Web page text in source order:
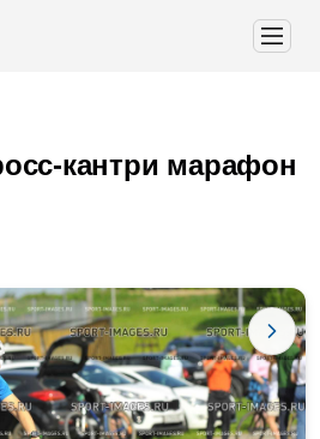
кантри марафон